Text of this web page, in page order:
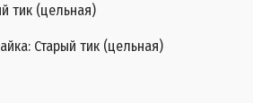
тик (цельная)
Старый тик (цельная)